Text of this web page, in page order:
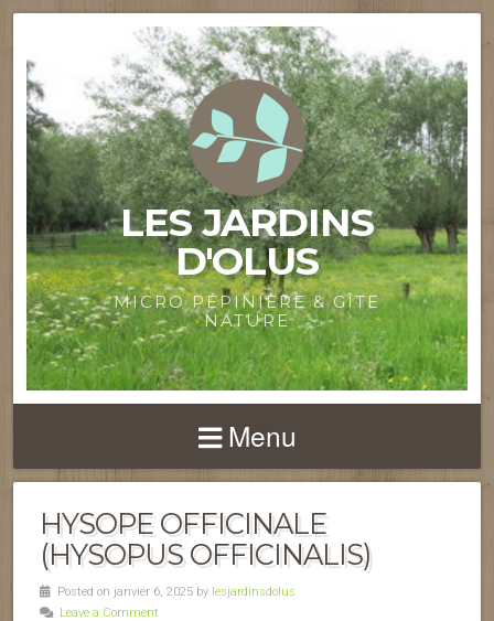
LES JARDINS
D'OLUS
MICRO PÉPINIÈRE & GÎTE
NATURE
Menu
HYSOPE OFFICINALE
(HYSOPUS OFFICINALIS)
Posted on janvier 6, 2025 by lesjardinsdolus
Leave a Comment